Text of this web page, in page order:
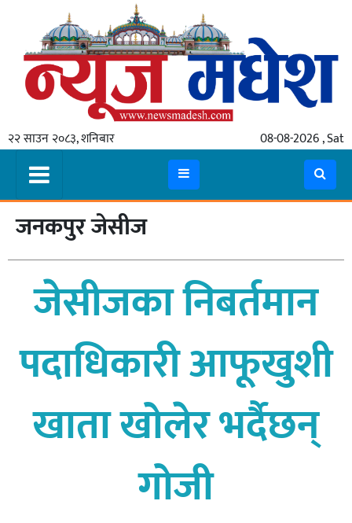
२२ साउन २०८३, शनिबार 08-08-2026 , Sat
गृहपृष्ठ
स्थानीय
प्रदेश
प्रदेश
लुम्बिनी
बागमती
सुदूरपश्चिम
जनकपुर जेसीज
जेसीजका निबर्तमान
पदाधिकारी आफूखुशी
खाता खोलेर भर्दैछन्
गोजी